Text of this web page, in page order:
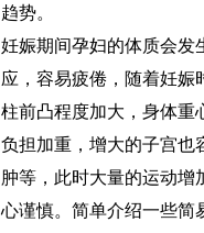
趋势。
妊娠期间孕妇的体质会发
应，容易疲倦，随着妊娠
柱前凸程度加大，身体重
负担加重，增大的子宫也
肿等，此时大量的运动增
心谨慎。简单介绍一些简